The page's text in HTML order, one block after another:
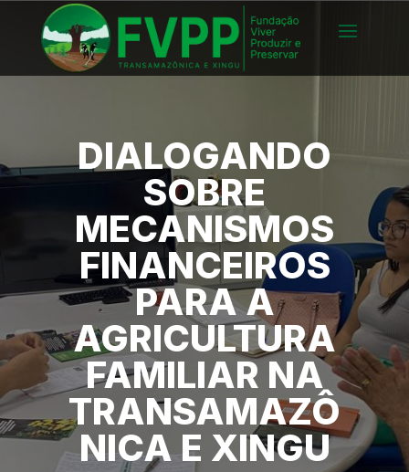
DIALOGANDO
SOBRE
MECANISMOS
FINANCEIROS
PARA A
AGRICULTURA
FAMILIAR NA
TRANSAMAZÔ
NICA E XINGU